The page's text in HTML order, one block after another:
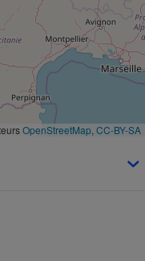
OpenStreetMap CC-BY-SA
Complément
alimentaire
Assurance emprunteur
électroménager -
Mutuelle